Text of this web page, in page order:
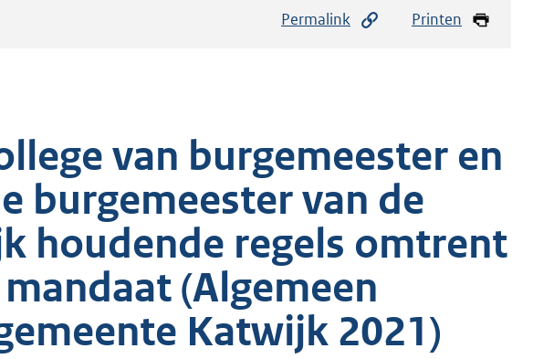
Permalink Printen
van burgemeester en
burgemeester van de
houdende regels omtrent
(Algemeen
Katwijk 2021)